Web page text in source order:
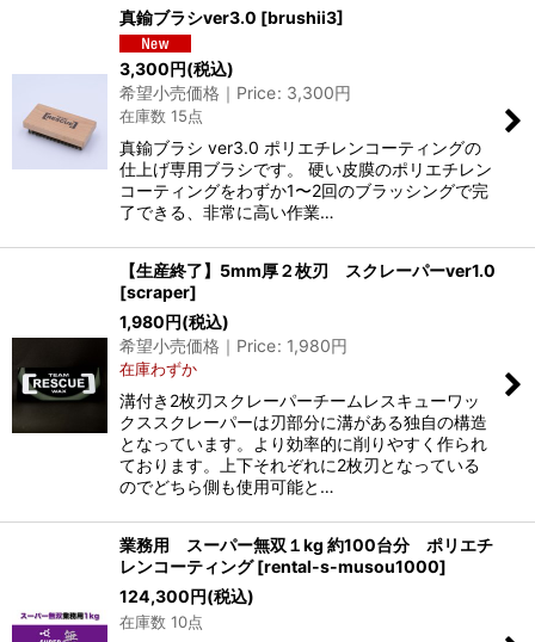
真鍮ブラシver3.0 [brushii3]
3,300円(税込)
希望小売価格｜Price: 3,300円
在庫数 15点
真鍮ブラシ ver3.0 ポリエチレンコーティングの
仕上げ専用ブラシです。 硬い皮膜のポリエチレン
コーティングをわずか1〜2回のブラッシングで完
了できる、非常に高い作業…
【生産終了】5mm厚２枚刃 スクレーパーver1.0
[scraper]
1,980円(税込)
希望小売価格｜Price: 1,980円
在庫わずか
溝付き2枚刃スクレーパーチームレスキューワッ
クススクレーパーは刃部分に溝がある独自の構造
となっています。より効率的に削りやすく作られ
ております。上下それぞれに2枚刃となっている
のでどちら側も使用可能と…
業務用 スーパー無双１kg 約100台分 ポリエチ
レンコーティング [rental-s-musou1000]
124,300円(税込)
在庫数 10点